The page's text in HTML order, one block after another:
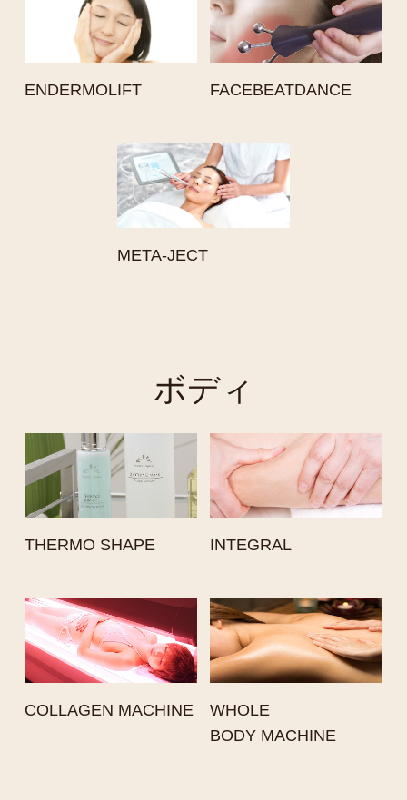
ENDERMOLIFT FACEBEATDANCE
META-JECT
ボディ
THERMO SHAPE INTEGRAL
COLLAGEN MACHINE
WHOLE
BODY MACHINE